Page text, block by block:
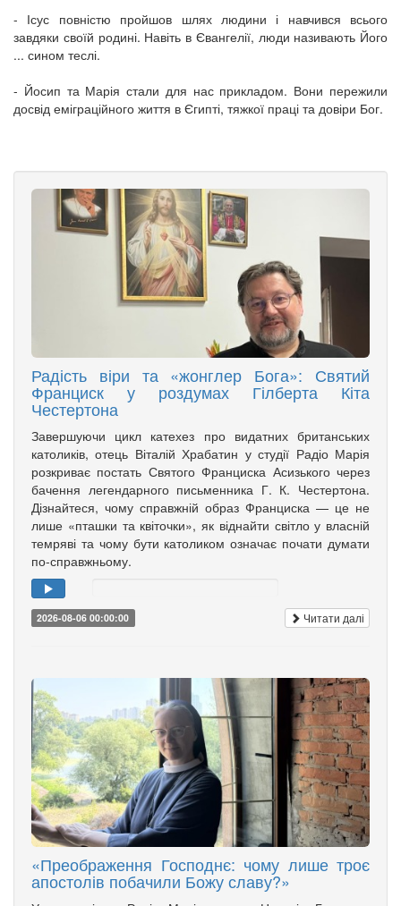
- Ісус повністю пройшов шлях людини і навчився всього
завдяки своїй родині. Навіть в Євангелії, люди називають Його
... сином теслі.
- Йосип та Марія стали для нас прикладом. Вони пережили
досвід еміграційного життя в Єгипті, тяжкої праці та довіри Бог.
Радість віри та «жонглер Бога»: Святий
Франциск у роздумах Гілберта Кіта
Честертона
Завершуючи цикл катехез про видатних британських
католиків, отець Віталій Храбатин у студії Радіо Марія
розкриває постать Святого Франциска Асизького через
бачення легендарного письменника Г. К. Честертона.
Дізнайтеся, чому справжній образ Франциска — це не
лише «пташки та квіточки», як віднайти світло у власній
темряві та чому бути католиком означає почати думати
по-справжньому.
2026-08-06 00:00:00 Читати далі
«Преображення Господнє: чому лише троє
апостолів побачили Божу славу?»